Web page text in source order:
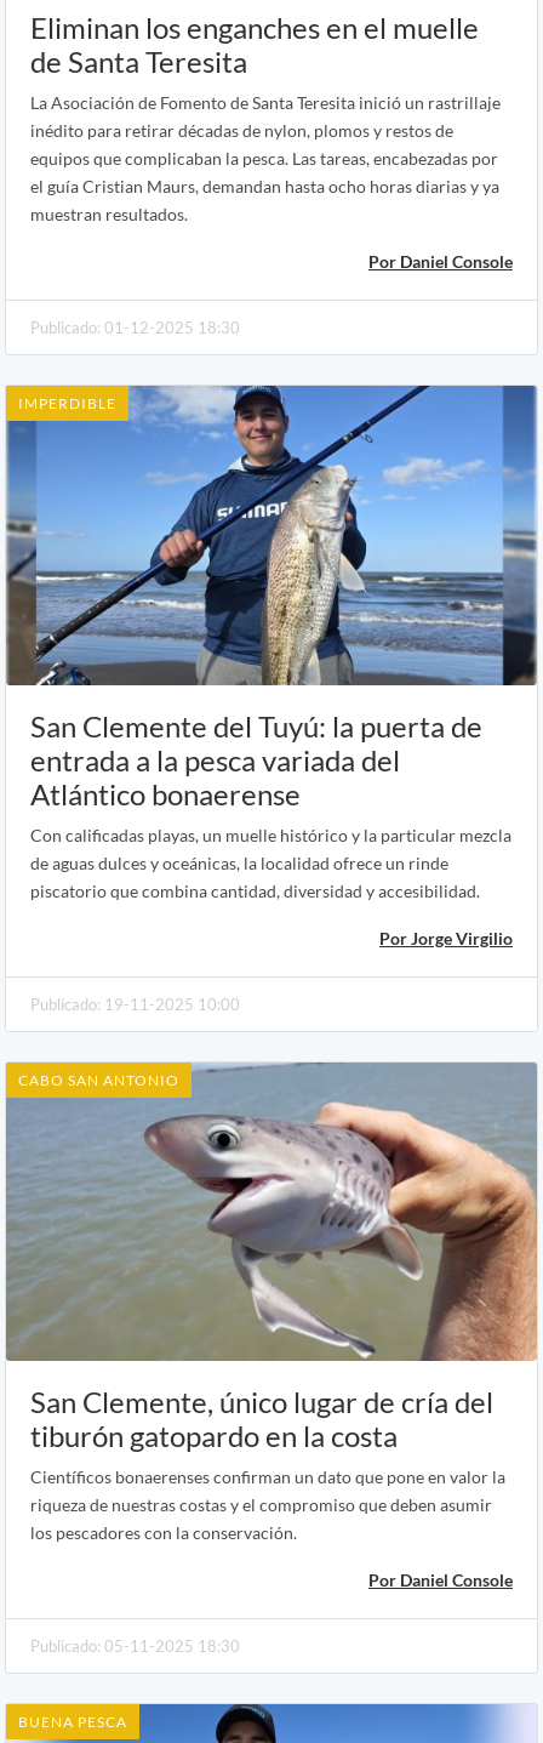
Eliminan los enganches en el muelle
de Santa Teresita
La Asociación de Fomento de Santa Teresita inició un rastrillaje
inédito para retirar décadas de nylon, plomos y restos de
equipos que complicaban la pesca. Las tareas, encabezadas por
el guía Cristian Maurs, demandan hasta ocho horas diarias y ya
muestran resultados.
Por Daniel Console
Publicado: 01-12-2025 18:30
IMPERDIBLE
San Clemente del Tuyú: la puerta de
entrada a la pesca variada del
Atlántico bonaerense
Con calificadas playas, un muelle histórico y la particular mezcla
de aguas dulces y oceánicas, la localidad ofrece un rinde
piscatorio que combina cantidad, diversidad y accesibilidad.
Por Jorge Virgilio
Publicado: 19-11-2025 10:00
CABO SAN ANTONIO
San Clemente, único lugar de cría del
tiburón gatopardo en la costa
Científicos bonaerenses confirman un dato que pone en valor la
riqueza de nuestras costas y el compromiso que deben asumir
los pescadores con la conservación.
Por Daniel Console
Publicado: 05-11-2025 18:30
BUENA PESCA